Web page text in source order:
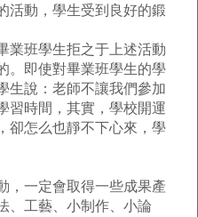
活動，學生受到良好的鍛
班學生拒之于上述活動
。即使對畢業班學生的學
生說：老師不讓我們參加
習時間，其實，學校開運
卻怎么也靜不下心來，學
一定會取得一些成果產
、工藝、小制作、小論